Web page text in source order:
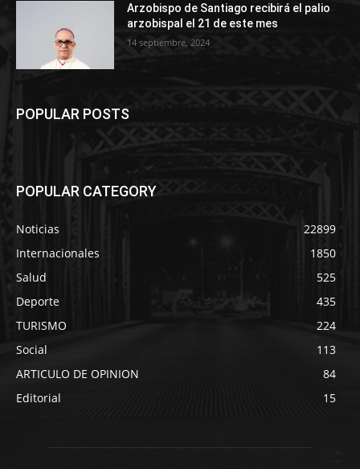
Arzobispo de Santiago recibirá el palio
arzobispal el 21 de este mes
14 septiembre, 2024
POPULAR POSTS
POPULAR CATEGORY
Noticias
22899
Internacionales
1850
Salud
525
Deporte
435
TURISMO
224
Social
113
ARTICULO DE OPINION
84
Editorial
15